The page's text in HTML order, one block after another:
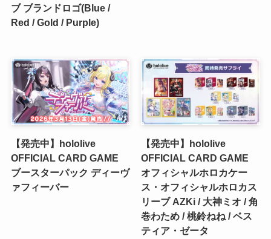
ブ ブランドロゴ(Blue /
Red / Gold / Purple)
【発売中】hololive
OFFICIAL CARD GAME
ブースターパック ディーヴ
ァフィーバー
【発売中】hololive
OFFICIAL CARD GAME
オフィシャルホロカケー
ス・オフィシャルホロカス
リーブ AZKi / 大神ミオ / 角
巻わため / 桃鈴ねね / ベス
ティア・ゼータ